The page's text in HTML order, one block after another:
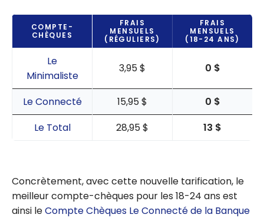
COMPTE-
CHÈQUES
FRAIS
MENSUELS
(RÉGULIERS)
FRAIS
MENSUELS
(18-24 ANS)
Le
Minimaliste
3,95 $ 0 $
Le Connecté 15,95 $
0 $
Le Total
28,95 $ 13 $
Concrètement, avec cette nouvelle tarification, le
meilleur compte-chèques pour les 18-24 ans est
ainsi leCompte Chèques Le Connecté de la Banque